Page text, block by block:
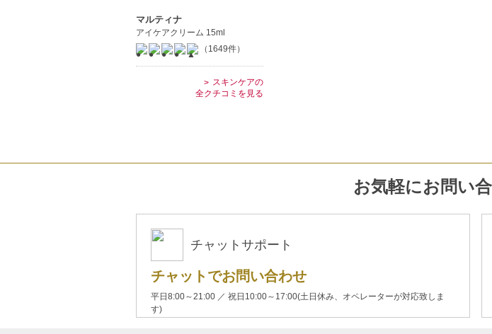
マルティナ
アイケアクリーム 15ml
（1649件）
スキンケアの
全クチコミを見る
お気軽にお問い
チャットサポート
チャットでお問い合わせ
平日8:00～21:00 ／ 祝日10:00～17:00(土日休み、オペレーターが対応致しま
す)